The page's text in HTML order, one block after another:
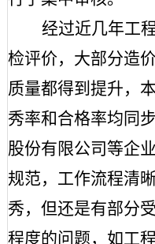
经过近几年工
检评价，大部分造
质量都得到提升，
秀率和合格率均同
股份有限公司等企
规范，工作流程清
秀，但还是有部分
程度的问题，如工